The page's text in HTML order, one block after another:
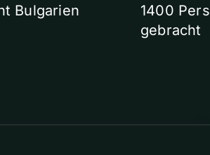
Bulgarien
1400
gebracht